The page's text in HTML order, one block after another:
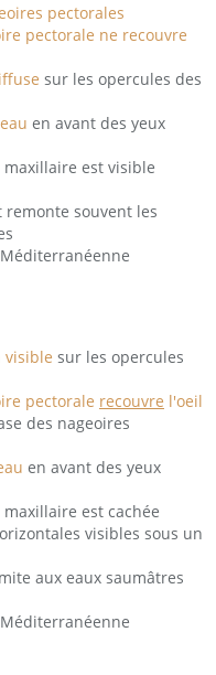
pectorales
pectorale ne recouvre
sur les opercules des
en avant des yeux
est visible
souvent les
visible sur les opercules
pectorale recouvre l'oeil
des nageoires
en avant des yeux
est cachée
visibles sous un
aux eaux saumâtres